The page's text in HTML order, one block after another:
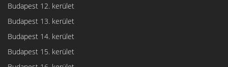
Budapest 12. kerület
Budapest 13. kerület
Budapest 14. kerület
Budapest 15. kerület